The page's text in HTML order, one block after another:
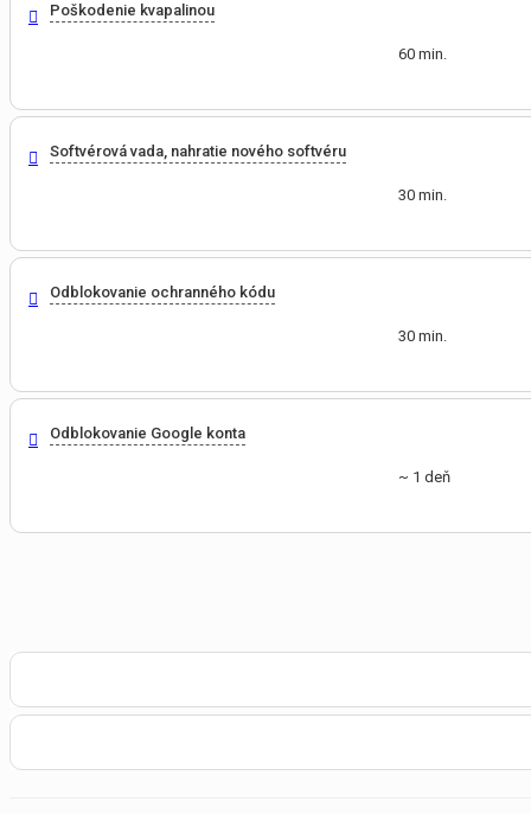
Poškodenie kvapalinou
60 min.
Softvérová vada, nahratie nového softvéru
30 min.
Odblokovanie ochranného kódu
30 min.
Odblokovanie Google konta
~ 1 deň